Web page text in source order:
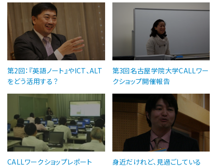
第2回：『英語ノート』やICT、ALT
をどう活用する？
第3回名古屋学院大学CALLワー
クショップ開催報告
CALLワークショップレポート
身近だけれど、見過ごしている